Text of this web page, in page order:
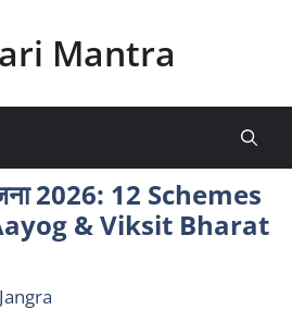
Mantra
2026: 12 Schemes
& Viksit Bharat